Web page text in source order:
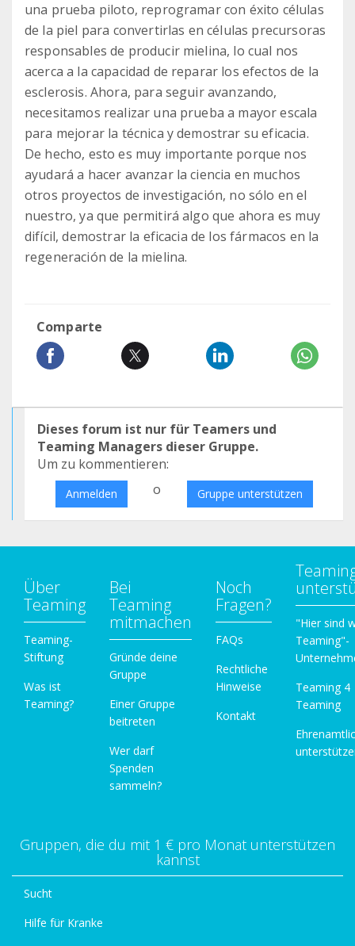
una prueba piloto, reprogramar con éxito células
de la piel para convertirlas en células precursoras
responsables de producir mielina, lo cual nos
acerca a la capacidad de reparar los efectos de la
esclerosis. Ahora, para seguir avanzando,
necesitamos realizar una prueba a mayor escala
para mejorar la técnica y demostrar su eficacia.
De hecho, esto es muy importante porque nos
ayudará a hacer avanzar la ciencia en muchos
otros proyectos de investigación, no sólo en el
nuestro, ya que permitirá algo que ahora es muy
difícil, demostrar la eficacia de los fármacos en la
regeneración de la mielina.
Comparte
Dieses forum ist nur für Teamers und
Teaming Managers dieser Gruppe.
Um zu kommentieren:
Anmelden o Gruppe unterstützen
Über
Teaming
Teaming-
Stiftung
Was ist
Teaming?
Bei
Teaming
mitmachen
Gründe deine
Gruppe
Einer Gruppe
beitreten
Wer darf
Spenden
sammeln?
Noch
Fragen?
FAQs
Rechtliche
Hinweise
Kontakt
"Hier sind
Teaming"-
Teaming 4
Teaming
Gruppen, die du mit 1 € pro Monat unterstützen
kannst
Sucht
Hilfe für Kranke